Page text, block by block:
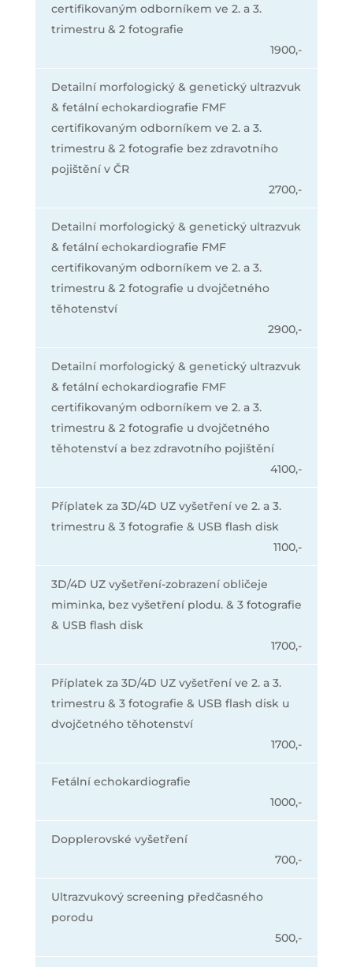
certifikovaným odborníkem ve 2. a 3.
trimestru & 2 fotografie
1900,-
Detailní morfologický & genetický ultrazvuk
& fetální echokardiografie FMF
certifikovaným odborníkem ve 2. a 3.
trimestru & 2 fotografie bez zdravotního
pojištění v ČR
2700,-
Detailní morfologický & genetický ultrazvuk
& fetální echokardiografie FMF
certifikovaným odborníkem ve 2. a 3.
trimestru & 2 fotografie u dvojčetného
těhotenství
2900,-
Detailní morfologický & genetický ultrazvuk
& fetální echokardiografie FMF
certifikovaným odborníkem ve 2. a 3.
trimestru & 2 fotografie u dvojčetného
těhotenství a bez zdravotního pojištění
4100,-
Příplatek za 3D/4D UZ vyšetření ve 2. a 3.
trimestru & 3 fotografie & USB flash disk
1100,-
3D/4D UZ vyšetření-zobrazení obličeje
miminka, bez vyšetření plodu. & 3 fotografie
& USB flash disk
1700,-
Příplatek za 3D/4D UZ vyšetření ve 2. a 3.
trimestru & 3 fotografie & USB flash disk u
dvojčetného těhotenství
1700,-
Fetální echokardiografie
1000,-
Dopplerovské vyšetření
700,-
Ultrazvukový screening předčasného
porodu
500,-